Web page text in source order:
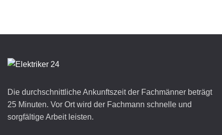
Die durchschnittliche Ankunftszeit der Fachmänner beträgt
25 Minuten. Vor Ort wird der Fachmann schnelle und
sorgfältige Arbeit leisten.